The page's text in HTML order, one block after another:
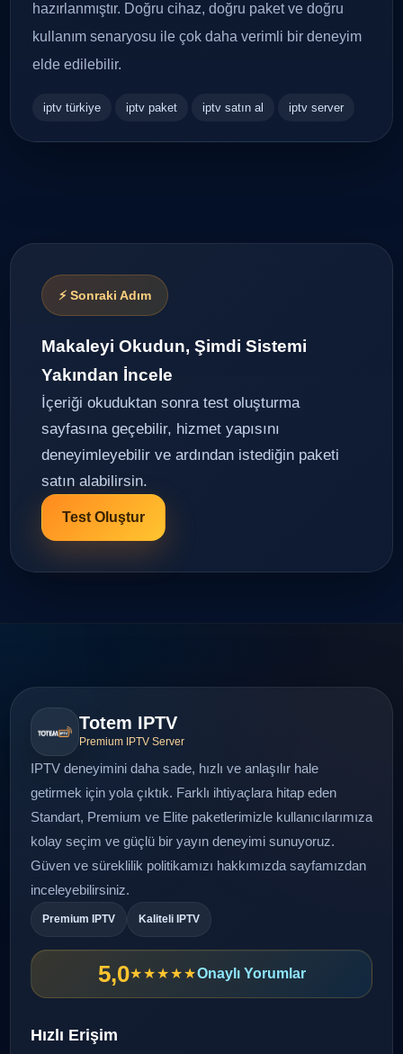
hazırlanmıştır. Doğru cihaz, doğru paket ve doğru
kullanım senaryosu ile çok daha verimli bir deneyim
elde edilebilir.
iptv türkiye iptv paket iptv satın al iptv server
⚡ Sonraki Adım
Makaleyi Okudun, Şimdi Sistemi
Yakından İncele
İçeriği okuduktan sonra test oluşturma
sayfasına geçebilir, hizmet yapısını
deneyimleyebilir ve ardından istediğin paketi
satın alabilirsin.
Test Oluştur
Totem IPTV
Premium IPTV Server
IPTV deneyimini daha sade, hızlı ve anlaşılır hale
getirmek için yola çıktık. Farklı ihtiyaçlara hitap eden
Standart, Premium ve Elite paketlerimizle kullanıcılarımıza
kolay seçim ve güçlü bir yayın deneyimi sunuyoruz.
Güven ve süreklilik politikamızı hakkımızda sayfamızdan
inceleyebilirsiniz.
Premium IPTV Kaliteli IPTV
5,0★★★★★Onaylı Yorumlar
Hızlı Erişim